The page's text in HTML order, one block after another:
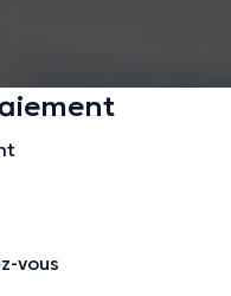
vous